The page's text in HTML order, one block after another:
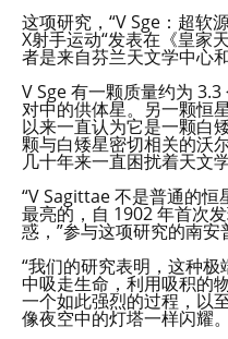
这项研究，“V Sge：超软
X射手运动“发表在《皇家
者是来自芬兰天文学中心
V Sge 有一颗质量约为
对中的供体星。另一颗恒
以来一直认为它是一颗白
颗与白矮星密切相关的沃
几十年来一直困扰着天文
“V Sagittae 不是普通的
最亮的，自 1902 年首次
惑，”参与这项研究的南安
“我们的研究表明，这种
中吸走生命，利用吸积的
一个如此强烈的过程，以
像夜空中的灯塔一样闪耀。